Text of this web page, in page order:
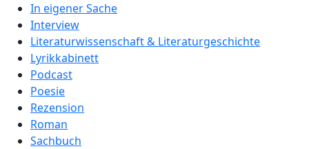
In eigener Sache
Interview
Literaturwissenschaft & Literaturgeschichte
Lyrikkabinett
Podcast
Poesie
Rezension
Roman
Sachbuch